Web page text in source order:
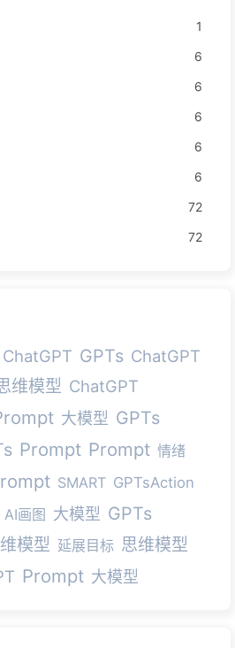
1
6
6
6
6
6
72
72
ChatGPT GPTs ChatGPT
维模型 ChatGPT
大模型 GPTs
Prompt Prompt 情绪
SMART GPTsAction
AI画图 大模型 GPTs
模型 延展目标 思维模型
Prompt 大模型